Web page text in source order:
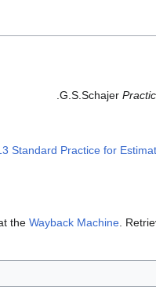
G.S.Schajer
.
Standard Practice for
Wayback Machine .